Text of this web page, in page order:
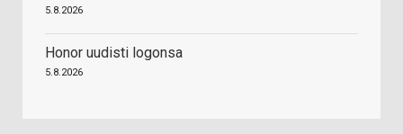
5.8.2026
Honor uudisti logonsa
5.8.2026